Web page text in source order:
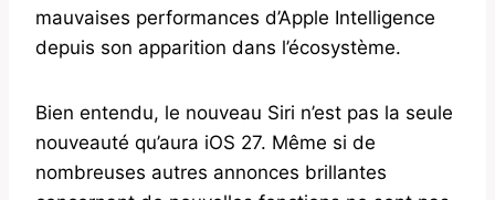
mauvaises performances d’Apple Intelligence
depuis son apparition dans l’écosystème.
Bien entendu, le nouveau Siri n’est pas la seule
nouveauté qu’aura iOS 27. Même si de
nombreuses autres annonces brillantes